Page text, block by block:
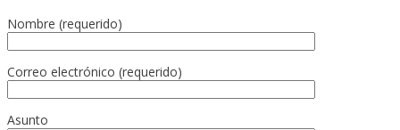
Nombre (requerido)
Correo electrónico (requerido)
Asunto